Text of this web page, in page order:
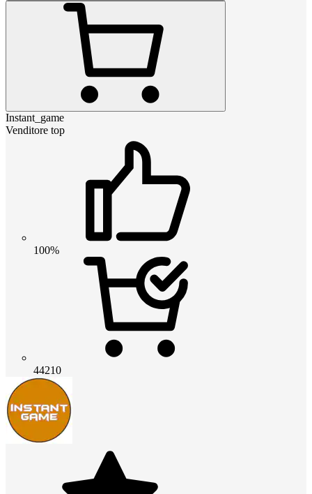
Instant_game
Venditore top
100%
44210